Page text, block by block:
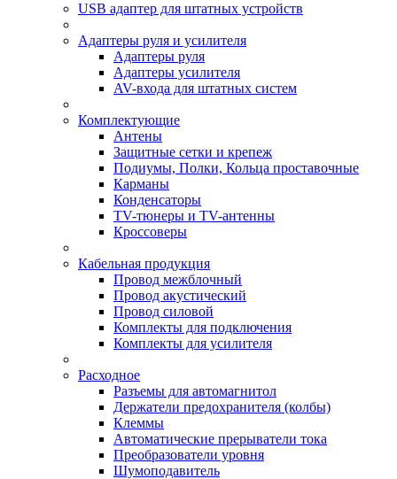
USB адаптер для штатных устройств
Адаптеры руля и усилителя
Адаптеры руля
Адаптеры усилителя
AV-входа для штатных систем
Комплектующие
Антены
Защитные сетки и крепеж
Подиумы, Полки, Кольца проставочные
Карманы
Конденсаторы
TV-тюнеры и TV-антенны
Кроссоверы
Кабельная продукция
Провод межблочный
Провод акустический
Провод силовой
Комплекты для подключения
Комплекты для усилителя
Расходное
Разъемы для автомагнитол
Держатели предохранителя (колбы)
Клеммы
Автоматические прерыватели тока
Преобразователи уровня
Шумоподавитель